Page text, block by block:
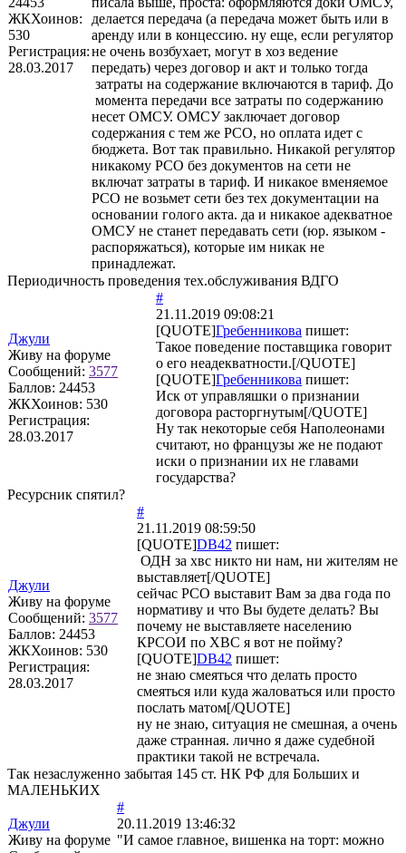
ЖКХоинов:
530
Регистрация:
28.03.2017
делается передача (а передача может быть или в
аренду или в концессию. ну еще, если регулятор
не очень возбухает, могут в хоз ведение
передать) через договор и акт и только тогда
затраты на содержание включаются в тариф. До
момента передачи все затраты по содержанию
несет ОМСУ. ОМСУ заключает договор
содержания с тем же РСО, но оплата идет с
бюджета. Вот так правильно. Никакой регулятор
никакому РСО без документов на сети не
включат затраты в тариф. И никакое вменяемое
РСО не возьмет сети без тех документации на
основании голого акта. да и никакое адекватное
ОМСУ не станет передавать сети (юр. языком -
распоряжаться), которые им никак не
принадлежат.
Периодичность проведения тех.обслуживания ВДГО
Джули
Живу на форуме
Сообщений: 3577
Баллов: 24453
ЖКХоинов: 530
Регистрация:
28.03.2017
#
21.11.2019 09:08:21
[QUOTE]Гребенникова пишет:
Такое поведение поставщика говорит
о его неадекватности.[/QUOTE]
[QUOTE]Гребенникова пишет:
Иск от управляшки о признании
договора расторгнутым[/QUOTE]
Ну так некоторые себя Наполеонами
считают, но французы же не подают
иски о признании их не главами
государства?
Ресурсник спятил?
Джули
Живу на форуме
Сообщений: 3577
Баллов: 24453
ЖКХоинов: 530
Регистрация:
28.03.2017
#
21.11.2019 08:59:50
[QUOTE]DB42 пишет:
ОДН за хвс никто ни нам, ни жителям не
выставляет[/QUOTE]
сейчас РСО выставит Вам за два года по
нормативу и что Вы будете делать? Вы
почему не выставляете населению
КРСОИ по ХВС я вот не пойму?
[QUOTE]DB42 пишет:
не знаю смеяться что делать просто
смеяться или куда жаловаться или просто
послать матом[/QUOTE]
ну не знаю, ситуация не смешная, а очень
даже странная. лично я даже судебной
практики такой не встречала.
Так незаслуженно забытая 145 ст. НК РФ для Больших и
МАЛЕНЬКИХ
Джули
Живу на форуме
#
20.11.2019 13:46:32
"И самое главное, вишенка на торт: можно